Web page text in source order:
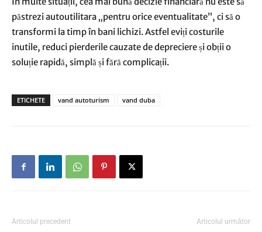
păstrezi autoutilitara „pentru orice eventualitate”, ci să o
transformi la timp în bani lichizi. Astfel eviți costurile
inutile, reduci pierderile cauzate de depreciere și obții o
soluție rapidă, simplă și fără complicații.
ETICHETE vand autoturism vand duba
Articolul precedent Articolul următor